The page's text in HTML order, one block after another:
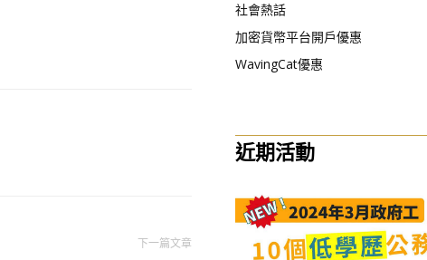
下一篇文章
社會熱話
加密貨幣平台開戶優惠
WavingCat優惠
近期活動